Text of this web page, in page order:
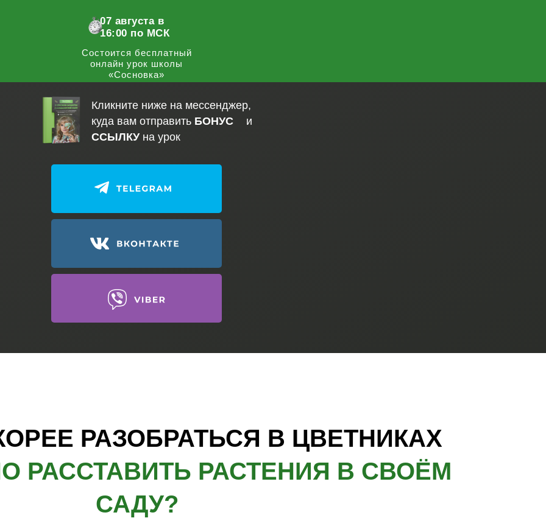
07 августа в
16:00 по МСК
Состоится бесплатный
онлайн урок школы
«Сосновка»
Кликните ниже на мессенджер,
куда вам отправить БОНУСи
ССЫЛКУна урок
РАЗОБРАТЬСЯ В ЦВЕТНИКАХ
РАССТАВИТЬ РАСТЕНИЯ В СВОЁМ
САДУ?
«ЦВЕТНИК МОЕЙ МЕЧТЫ»